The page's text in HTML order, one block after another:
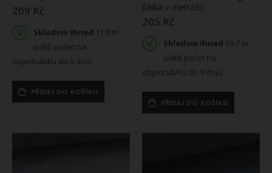
209 Kč
Skladem ihned 11.8 m
(větší počet na
objednávku do 9 dnů)
PŘIDEJ DO KOŠÍKU
(látka v metráži)
205 Kč
Skladem ihned 19.7 m
(větší počet na
objednávku do 9 dnů)
PŘIDEJ DO KOŠÍKU